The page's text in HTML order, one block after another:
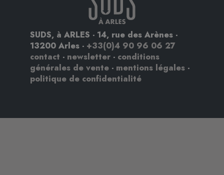
SUDS, à ARLES - 14, rue des Arènes -
13200 Arles - +33(0)4 90 96 06 27
contact - newsletter - conditions
générales de vente - mentions légales -
politique de confidentialité